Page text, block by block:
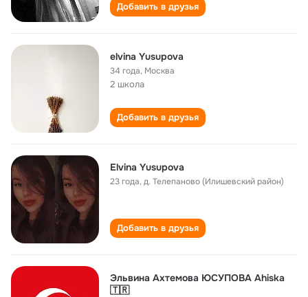
Добавить в друзья
elvina Yusupova
34 года, Москва
2 школа
Добавить в друзья
Elvina Yusupova
23 года,д. Телепаново (Илишевский район)
Добавить в друзья
Эльвина Ахтемова ЮСУПОВА Ahiska
🇹🇷